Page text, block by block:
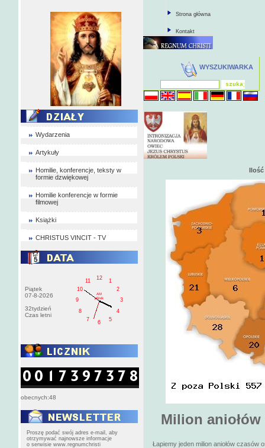
Wydarzenia
Artykuły
Homilie, konferencje, teksty w
formie dzwiękowej
Homilie konferencje w formie
filmowej
Książki
CHRISTUS VINCIT - TV
Piątek
07-8-2026
32tydzień
Czas letni
1
2
3
4
5
6
7
8
9
10
11
12
AM
pištek
obecnych:48
Proszę podać swój adres e-mail, aby
otrzymywać najnowsze informacje
o serwisie www.regnumchristi
Strona główna
Kontakt
WYSZUKIWARKA
Ilość
Milion
Łapiemy jeden milion aniołów